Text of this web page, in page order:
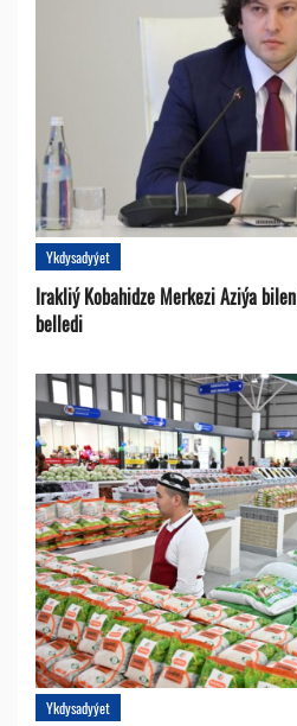
Ykdysadyýet
Irakliý Kobahidze Merkezi Aziýa
belledi
Ykdysadyýet